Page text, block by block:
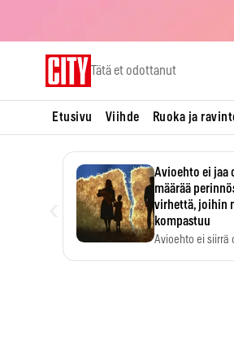
Tätä et odottanut
Etusivu Viihde Ruoka ja
Avioehto ei jaa
määrää
virhettä, joihin
kompastuu
Avioehto ei siirrä